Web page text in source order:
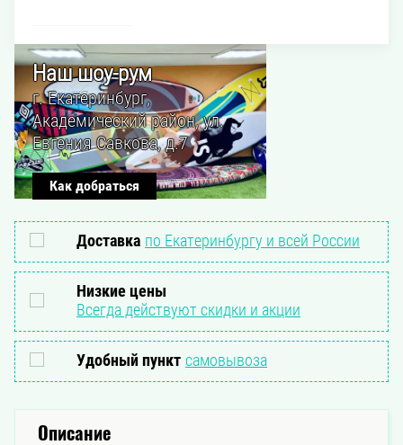
Наш шоу-рум
г. Екатеринбург,
Академический район, ул.
Евгения Савкова, д.7
Как добраться
Доставка по Екатеринбургу и всей России
Низкие цены
Всегда действуют скидки и акции
Удобный пункт самовывоза
Описание